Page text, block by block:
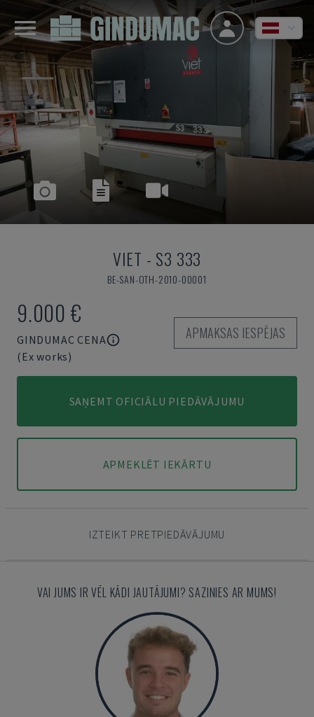
VIET - S3 333
BE-SAN-OTH-2010-00001
9.000 €
GINDUMAC CENA
(Ex works)
APMAKSAS IESPĒJAS
SAŅEMT OFICIĀLU PIEDĀVĀJUMU
APMEKLĒT IEKĀRTU
IZTEIKT PRETPIEDĀVĀJUMU
VAI JUMS IR VĒL KĀDI JAUTĀJUMI? SAZINIES AR MUMS!